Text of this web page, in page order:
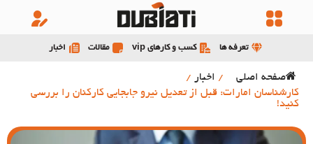
تعرفه ها کسب و کارهای vip مقالات اخبار
صفحه اصلی / اخبار /
کارشناسان امارات: قبل از تعدیل نیرو جابجایی کارکنان را بررسی
کنید!